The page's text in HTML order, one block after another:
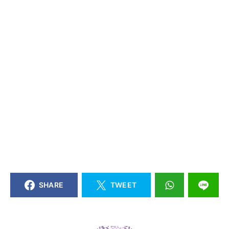
SHARE TWEET